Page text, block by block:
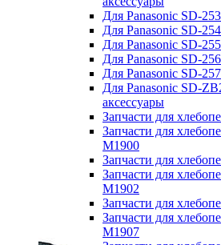
Для Panasonic SD-
Для Panasonic SD-
Для Panasonic SD-
Для Panasonic SD-
Для Panasonic SD-
Для Panasonic SD-
аксессуары
Запчасти для
Запчасти для
M1900
Запчасти для
Запчасти для
M1902
Запчасти для
Запчасти для
M1907